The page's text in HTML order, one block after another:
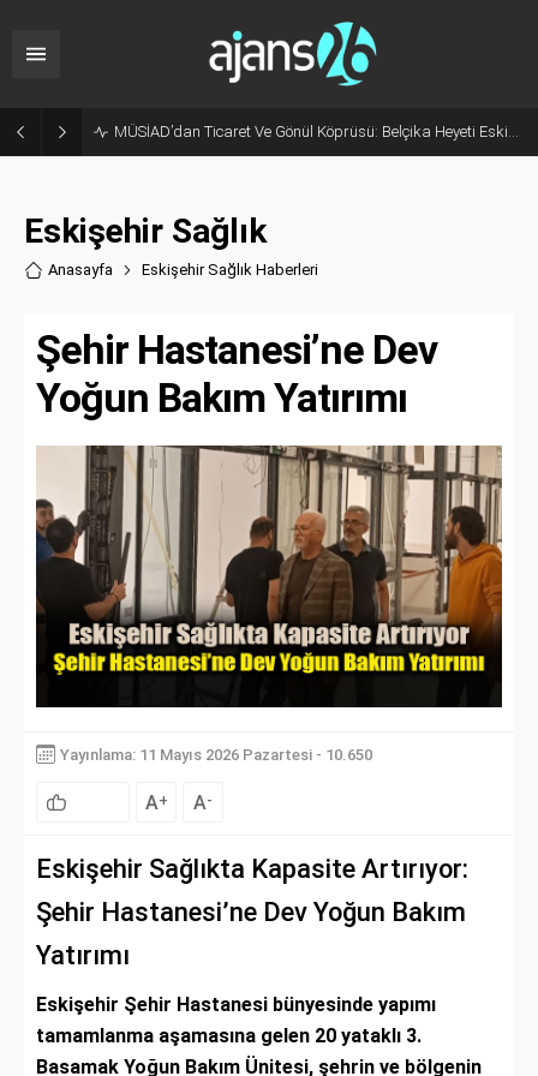
MÜSİAD’dan Ticaret Ve Gönül Köprüsü: Belçika Heyeti Eskişehir’de Ağırlandı
Eskişehir Sağlık
Anasayfa Eskişehir Sağlık Haberleri
Şehir Hastanesi’ne Dev
Yoğun Bakım Yatırımı
Yayınlama: 11 Mayıs 2026 Pazartesi - 10.650
A+ A-
Eskişehir Sağlıkta Kapasite Artırıyor:
Şehir Hastanesi’ne Dev Yoğun Bakım
Yatırımı
Eskişehir Şehir Hastanesi bünyesinde yapımı
tamamlanma aşamasına gelen 20 yataklı 3.
Basamak Yoğun Bakım Ünitesi, şehrin ve bölgenin